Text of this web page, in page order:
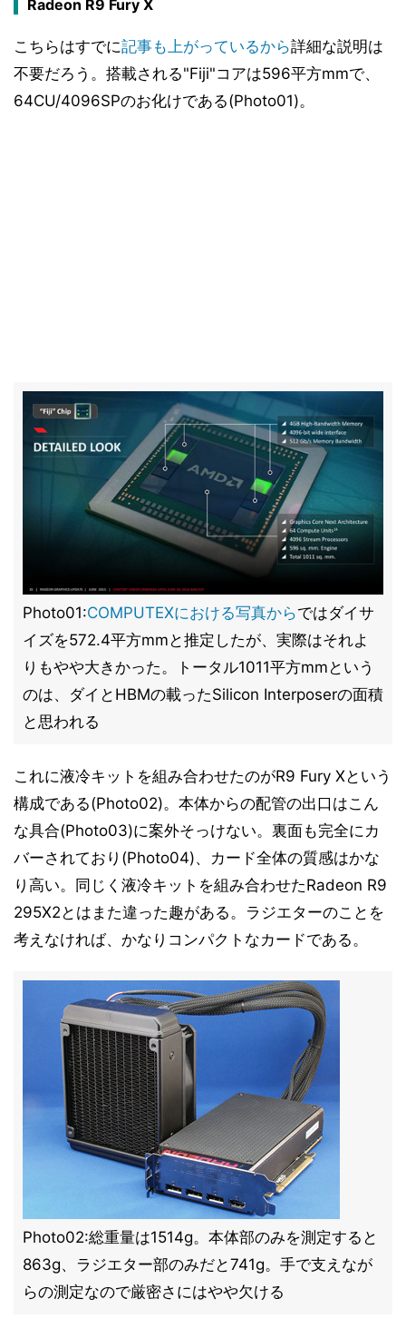
Radeon R9 Fury X
こちらはすでに記事も上がっているから詳細な説明は
不要だろう。搭載される"Fiji"コアは596平方mmで、
64CU/4096SPのお化けである(Photo01)。
Photo01:COMPUTEXにおける写真からではダイサ
イズを572.4平方mmと推定したが、実際はそれよ
りもやや大きかった。トータル1011平方mmという
のは、ダイとHBMの載ったSilicon Interposerの面積
と思われる
これに液冷キットを組み合わせたのがR9 Fury Xという
構成である(Photo02)。本体からの配管の出口はこん
な具合(Photo03)に案外そっけない。裏面も完全にカ
バーされており(Photo04)、カード全体の質感はかな
り高い。同じく液冷キットを組み合わせたRadeon R9
295X2とはまた違った趣がある。ラジエターのことを
考えなければ、かなりコンパクトなカードである。
Photo02:総重量は1514g。本体部のみを測定すると
863g、ラジエター部のみだと741g。手で支えなが
らの測定なので厳密さにはやや欠ける